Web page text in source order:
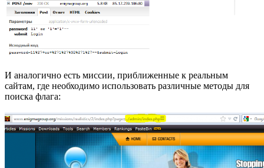
И аналогично есть миссии, приближенные к реальным
сайтам, где необходимо использовать различные методы для
поиска флага: